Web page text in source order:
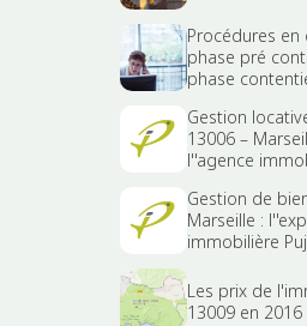
Procédures en
phase pré
phase
Gestion
13006 –
l''agence
Gestion de
Marseille :
immobilière
Les prix de
13009 en 2016